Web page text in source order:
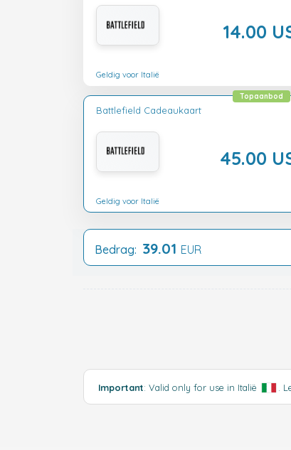
14.00
Geldig voor Italië
Battlefield Cadeaukaart
45.00
Topaanbod
Geldig voor Italië
Bedrag: 39.01 EUR
Important: Valid only for use in Italië .